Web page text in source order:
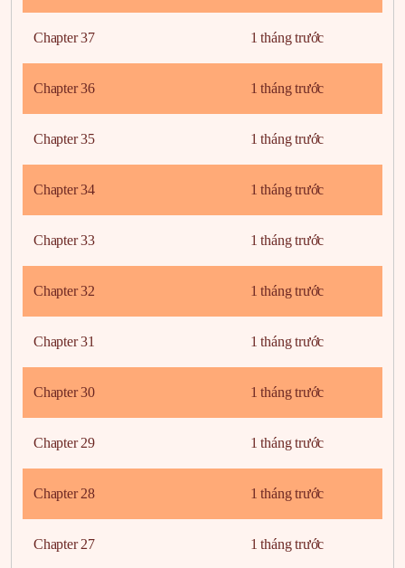
Chapter 37 1 tháng trước
Chapter 36 1 tháng trước
Chapter 35 1 tháng trước
Chapter 34 1 tháng trước
Chapter 33 1 tháng trước
Chapter 32 1 tháng trước
Chapter 31 1 tháng trước
Chapter 30 1 tháng trước
Chapter 29 1 tháng trước
Chapter 28 1 tháng trước
Chapter 27 1 tháng trước